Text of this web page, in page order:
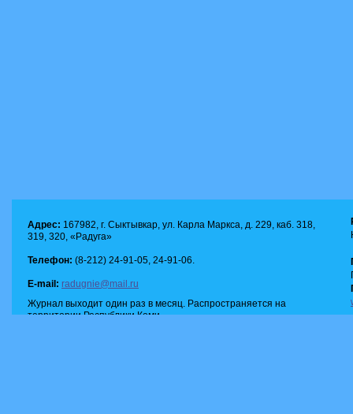
Адрес: 167982, г. Сыктывкар, ул. Карла Маркса, д. 229, каб. 318,
319, 320, «Радуга»
Телефон: (8-212) 24-91-05, 24-91-06.
E-mail: radugnie@mail.ru
Журнал выходит один раз в месяц. Распространяется на
территории Республики Коми.